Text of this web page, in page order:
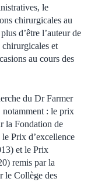
le
chirurgicales au
d’être l’auteur de
et
au cours des
du Dr Farmer
notamment : le prix
la Fondation de
Prix d’excellence
et le Prix
remis par la
le Collège des